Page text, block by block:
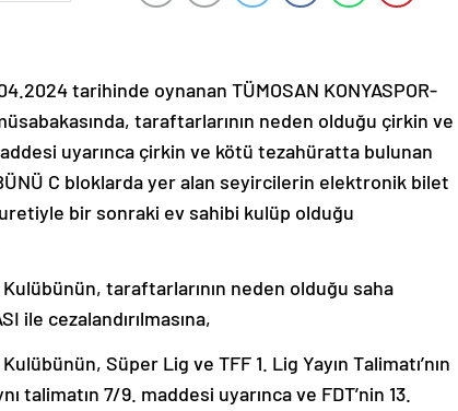
tarihinde oynanan TÜMOSAN KONYASPOR-
taraftarlarının neden olduğu çirkin ve
uyarınca çirkin ve kötü tezahüratta bulunan
C bloklarda yer alan seyircilerin elektronik bilet
bir sonraki ev sahibi kulüp olduğu
Kulübünün, taraftarlarının neden olduğu saha
ile cezalandırılmasına,
Süper Lig ve TFF 1. Lig Yayın Talimatı’nın
talimatın 7/9. maddesi uyarınca ve FDT’nin 13.